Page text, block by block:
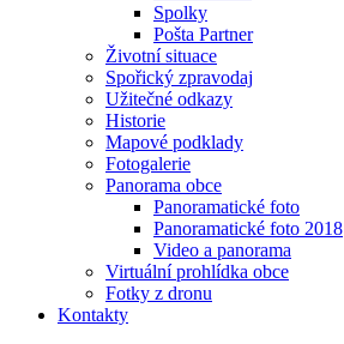
Spolky
Pošta Partner
Životní situace
Spořický zpravodaj
Užitečné odkazy
Historie
Mapové podklady
Fotogalerie
Panorama obce
Panoramatické foto
Panoramatické foto 2018
Video a panorama
Virtuální prohlídka obce
Fotky z dronu
Kontakty